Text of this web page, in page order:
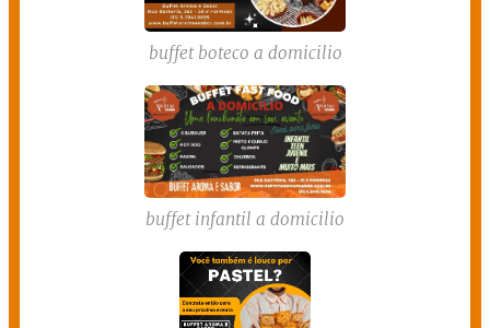
buffet boteco a domicilio
buffet infantil a domicilio